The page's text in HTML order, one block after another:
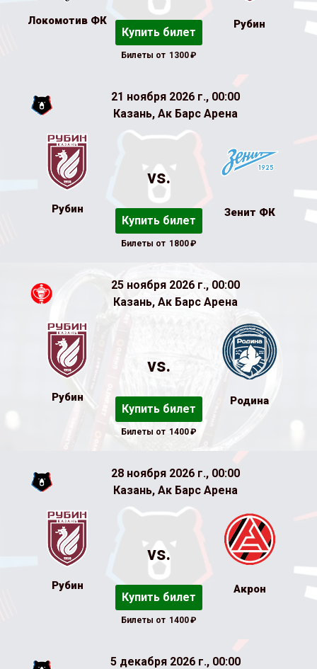
Локомотив ФК
Купить билет
Билеты от 1300₽
Рубин
21 ноября 2026 г., 00:00
Казань, Ак Барс Арена
Рубин
vs.
Купить билет
Билеты от 1800₽
Зенит ФК
25 ноября 2026 г., 00:00
Казань, Ак Барс Арена
Рубин
vs.
Купить билет
Билеты от 1400₽
Родина
28 ноября 2026 г., 00:00
Казань, Ак Барс Арена
Рубин
vs.
Купить билет
Билеты от 1400₽
Акрон
5 декабря 2026 г., 00:00